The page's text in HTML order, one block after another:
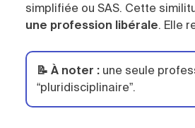
simplifiée ou SAS. Cette
une profession libérale. Elle
📝 À noter : une seule
“pluridisciplinaire”.